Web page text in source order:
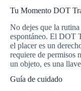
Tu Momento DOT
No dejes que la
espontáneo. El DOT
el placer es un
requiere de permisos
un objeto, es una
Guía de cuidado